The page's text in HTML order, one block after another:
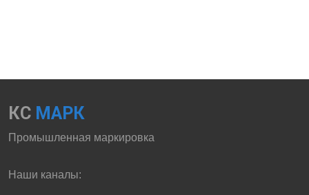
КС МАРК
Промышленная маркировка
Наши каналы: